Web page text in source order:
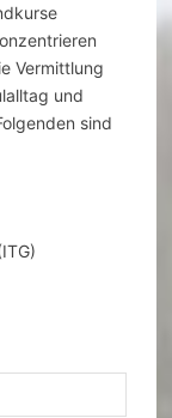
Vermittlung
und
sind